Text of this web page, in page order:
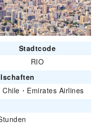
Stadtcode
RIO
Chile ・ Emirates Airlines